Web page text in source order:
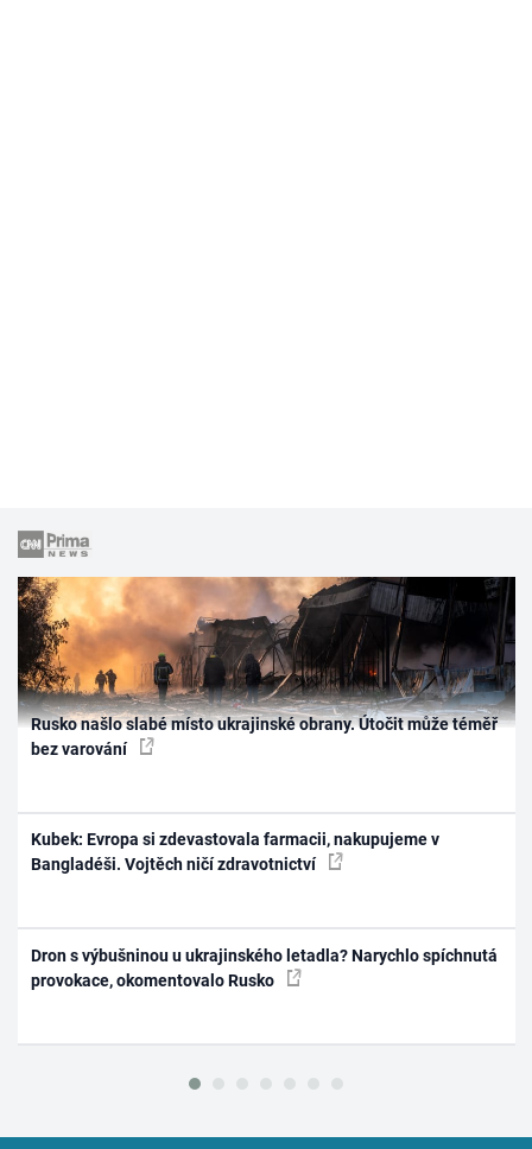
Rusko našlo slabé místo ukrajinské obrany. Útočit může téměř
bez varování
Kubek: Evropa si zdevastovala farmacii, nakupujeme v
Bangladéši. Vojtěch ničí zdravotnictví
Dron s výbušninou u ukrajinského letadla? Narychlo spíchnutá
provokace, okomentovalo Rusko